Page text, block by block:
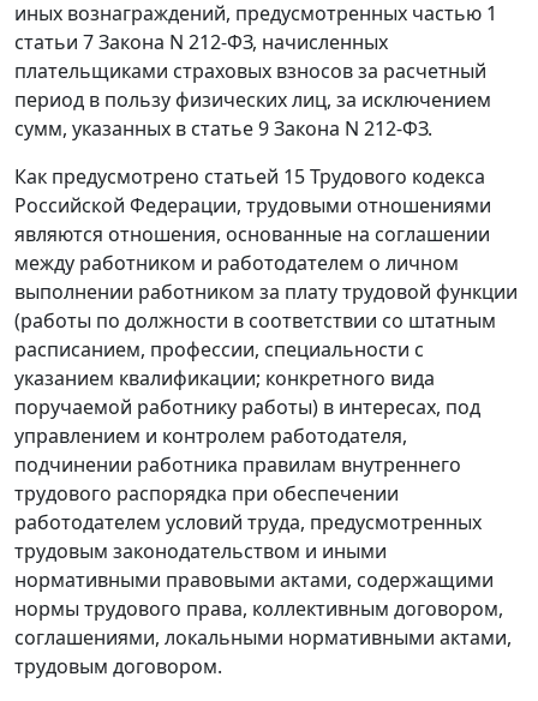
иных вознаграждений, предусмотренных частью 1
статьи 7 Закона N 212-ФЗ, начисленных
плательщиками страховых взносов за расчетный
период в пользу физических лиц, за исключением
сумм, указанных в статье 9 Закона N 212-ФЗ.
Как предусмотрено статьей 15 Трудового кодекса
Российской Федерации, трудовыми отношениями
являются отношения, основанные на соглашении
между работником и работодателем о личном
выполнении работником за плату трудовой функции
(работы по должности в соответствии со штатным
расписанием, профессии, специальности с
указанием квалификации; конкретного вида
поручаемой работнику работы) в интересах, под
управлением и контролем работодателя,
подчинении работника правилам внутреннего
трудового распорядка при обеспечении
работодателем условий труда, предусмотренных
трудовым законодательством и иными
нормативными правовыми актами, содержащими
нормы трудового права, коллективным договором,
соглашениями, локальными нормативными актами,
трудовым договором.